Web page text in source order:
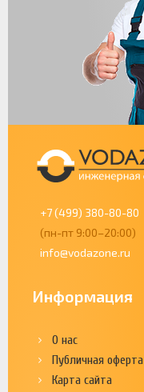
+7 (499) 380-80-80
(пн-пт 9:00–20:00)
info@vodazone.ru
Информация
О нас
Публичная оферта
Карта сайта